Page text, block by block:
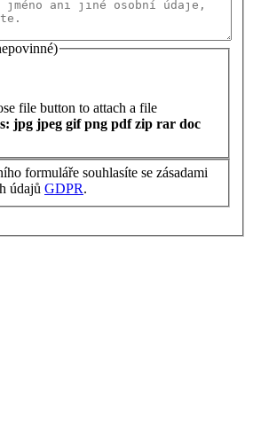
file button to attach a file
jpg jpeg gif png pdf zip rar doc
formuláře souhlasíte se zásadami
údajů GDPR.